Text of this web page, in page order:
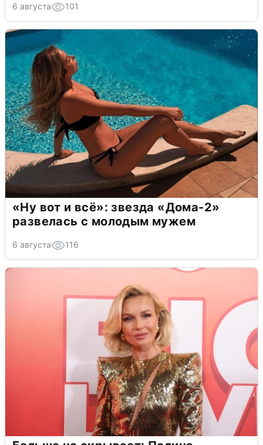
6 августа 101
«Ну вот и всё»: звезда «Дома-2»
развелась с молодым мужем
6 августа 116